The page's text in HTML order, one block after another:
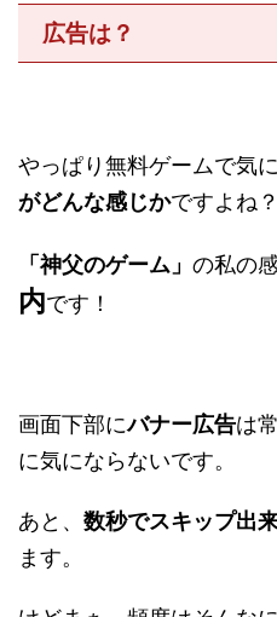
広告は？
やっぱり無料ゲームで気
がどんな感じかですよね？
「神父のゲーム」 の私の
内です！
画面下部にバナー広告は
に気にならないです。
あと、 数秒でスキップ出
ます。